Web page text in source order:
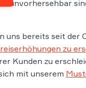
unvorhersehbar
bereits seit der
zu
Kunden zu
mit unserem